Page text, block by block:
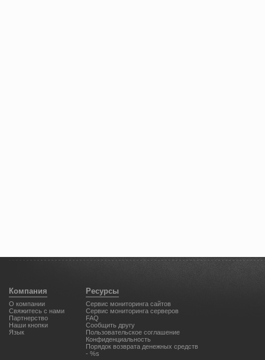
Компания
О компании
Свяжитесь с нами
Партнерство
Наши кнопки
Язык
Ресурсы
Cервис мониторинга сайтов
Сервис мониторинга серверов
FAQ
Сообщить другу
Пользовательское соглашение
Конфиденциальность
Порядок возврата денежных средств
- %s